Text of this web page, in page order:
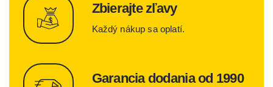
Zbierajte zľavy
Každý nákup sa oplatí.
Garancia dodania od 1990